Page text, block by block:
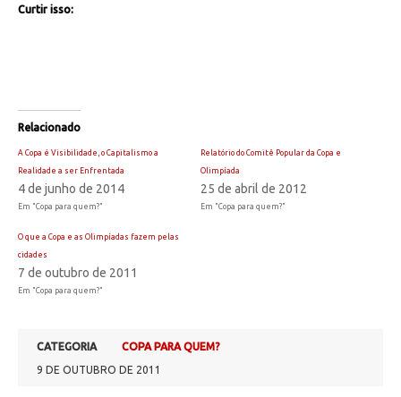
Curtir isso:
Relacionado
A Copa é Visibilidade, o Capitalismo a
Realidade a ser Enfrentada
4 de junho de 2014
Em "Copa para quem?"
Relatório do Comitê Popular da Copa e
Olimpíada
25 de abril de 2012
Em "Copa para quem?"
O que a Copa e as Olimpíadas fazem pelas
cidades
7 de outubro de 2011
Em "Copa para quem?"
CATEGORIA
COPA PARA QUEM?
9 DE OUTUBRO DE 2011